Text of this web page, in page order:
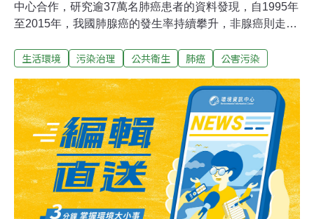
中心合作，研究逾37萬名肺癌患者的資料發現，自1995年
至2015年，我國肺腺癌的發生率持續攀升，非腺癌則走
自十萬分之7.05增至24.22，致癌元凶不只是菸，高達五成
顯示，近半世紀，南台灣空氣品質隨石化工業等各種發展
逐漸惡化，南部與北部的空氣品質走勢出現黃金交叉後不
到20年，南北的肺腺癌發生率走勢也出現交叉。近年高屏
地區的肺腺癌年增加率是北部的15倍以上，且患者餘命較
短。這份研究刊登於國際期刊「胸腔腫瘤」（Journal of
Thoracic Oncology），本研究的第一作者、台北醫學大學
內科學系助理教授曾健華說，這項研究不僅顯示空污可能
是不吸菸者罹患肺癌的關鍵因子，更突顯我國長期空污產
生活環境 污染治理 公共衛生 肺癌 公害污染